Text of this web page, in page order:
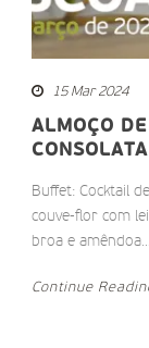
15 Mar 2024
ALMOÇO
Buffet: Cocktail
couve-flor com
broa e amêndoa...
Continue